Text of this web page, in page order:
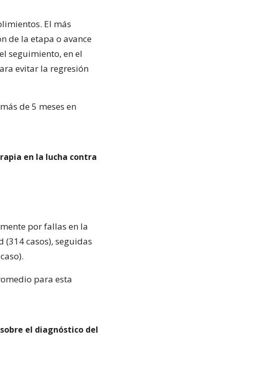
El más
de la etapa o avance
seguimiento, en el
evitar la regresión
de 5 meses en
en la lucha contra
por fallas en la
casos), seguidas
para esta
el diagnóstico del